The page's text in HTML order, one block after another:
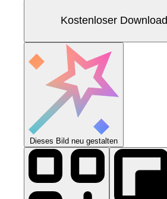
Kostenloser Download
Dieses Bild neu gestalten